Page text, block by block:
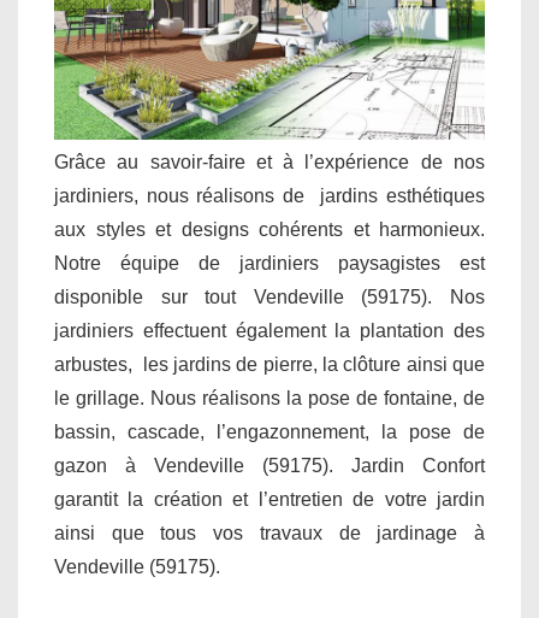
Grâce au savoir-faire et à l’expérience de nos
jardiniers, nous réalisons de jardins esthétiques
aux styles et designs cohérents et harmonieux.
Notre équipe de jardiniers paysagistes est
disponible sur tout Vendeville (59175). Nos
jardiniers effectuent également la plantation des
arbustes, les jardins de pierre, la clôture ainsi que
le grillage. Nous réalisons la pose de fontaine, de
bassin, cascade, l’engazonnement, la pose de
gazon à Vendeville (59175). Jardin Confort
garantit la création et l’entretien de votre jardin
ainsi que tous vos travaux de jardinage à
Vendeville (59175).